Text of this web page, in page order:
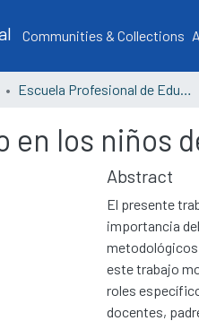
Communities & Collections
Escuela Profesional de Educación
en los niños
Abstract
El presente
importancia
metodológicos
este trabajo
roles
docentes,